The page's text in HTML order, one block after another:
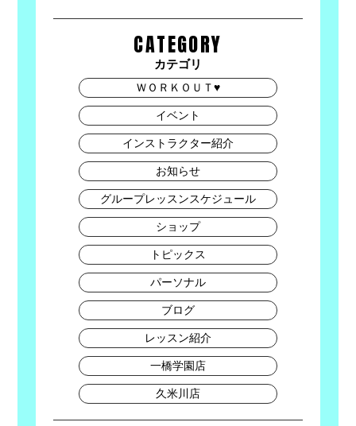
CATEGORY
カテゴリ
ＷＯＲＫＯＵＴ♥
イベント
インストラクター紹介
お知らせ
グループレッスンスケジュール
ショップ
トピックス
パーソナル
ブログ
レッスン紹介
一橋学園店
久米川店